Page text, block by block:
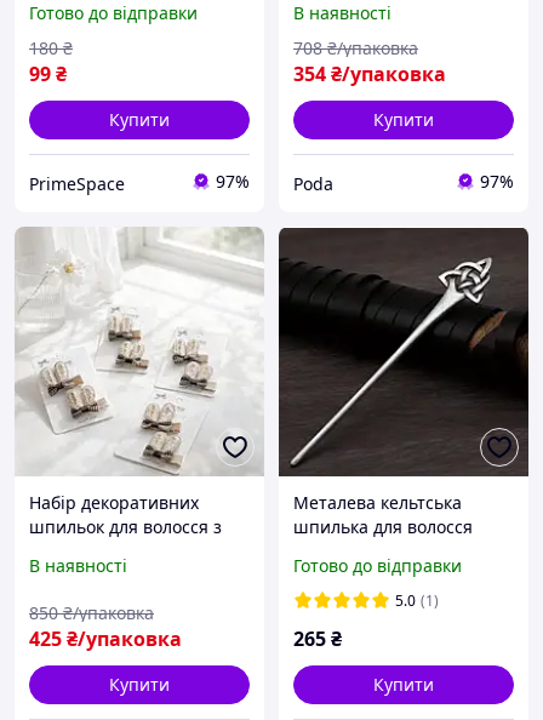
Готово до відправки
99₴
180 ₴
Купити
PrimeSpace 97%
елементами М'які
затискачі для зачісок у
натуральних відтінках 24
шт.
В наявності
354₴/упаковка
708 ₴/упаковка
Купити
Poda 97%
Набір декоративних
шпильок для волосся з
бантиками Компактні
шт. pod
В наявності
425₴/упаковка
850 ₴/упаковка
Купити
Металева кельтська
шпилька для волосся
й зачісок
Готово до відправки
5.0 (1)
265₴
Купити